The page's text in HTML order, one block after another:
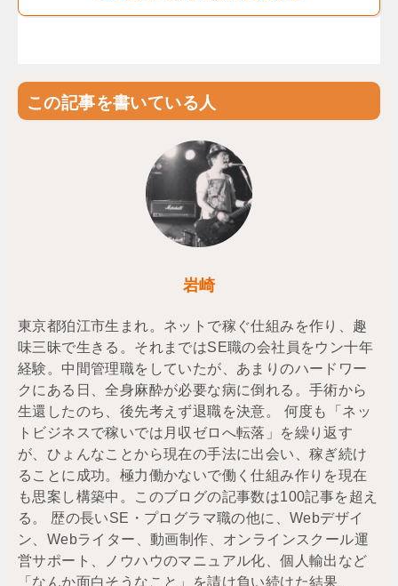
この記事を書いている人
岩崎
東京都狛江市生まれ。ネットで稼ぐ仕組みを作り、趣
味三昧で生きる。それまではSE職の会社員をウン十年
経験。中間管理職をしていたが、あまりのハードワー
クにある日、全身麻酔が必要な病に倒れる。手術から
生還したのち、後先考えず退職を決意。 何度も「ネッ
トビジネスで稼いでは月収ゼロへ転落」を繰り返す
が、ひょんなことから現在の手法に出会い、稼ぎ続け
ることに成功。極力働かないで働く仕組み作りを現在
も思案し構築中。このブログの記事数は100記事を超え
る。 歴の長いSE・プログラマ職の他に、Webデザイ
ン、Webライター、動画制作、オンラインスクール運
営サポート、ノウハウのマニュアル化、個人輸出など
「なんか面白そうなこと」を請け負い続けた結果、